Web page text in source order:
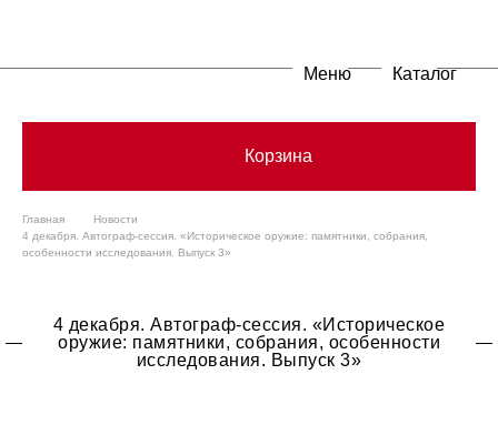
Меню Каталог
Корзина
Главная
Новости
4 декабря. Автограф-сессия. «Историческое оружие: памятники, собрания,
особенности исследования. Выпуск 3»
4 декабря. Автограф-сессия. «Историческое
оружие: памятники, собрания, особенности
исследования. Выпуск 3»